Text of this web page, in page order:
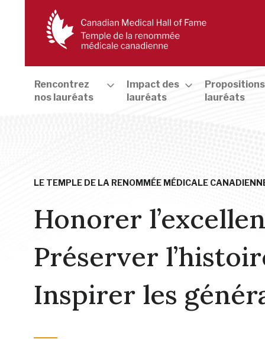
Rencontrez
nos lauréats
Impact des
lauréats
lauréats
LE TEMPLE DE LA RENOMMÉE MÉDICALE
Honorer
Préserver
Inspirer les